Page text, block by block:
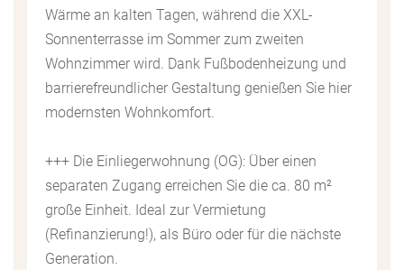
Wärme an kalten Tagen, während die XXL-
Sonnenterrasse im Sommer zum zweiten
Wohnzimmer wird. Dank Fußbodenheizung und
barrierefreundlicher Gestaltung genießen Sie hier
modernsten Wohnkomfort.
+++ Die Einliegerwohnung (OG): Über einen
separaten Zugang erreichen Sie die ca. 80 m²
große Einheit. Ideal zur Vermietung
(Refinanzierung!), als Büro oder für die nächste
Generation.